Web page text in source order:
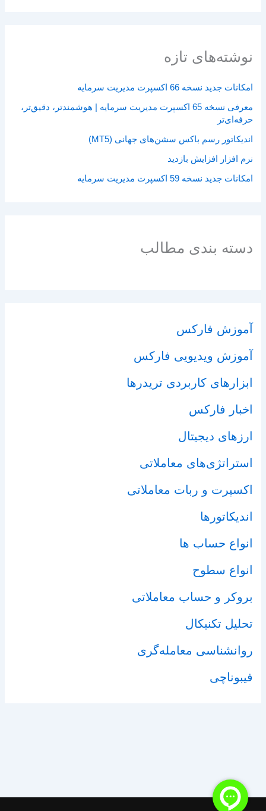
نوشته‌های تازه
امکانات جدید نسخه 66 اکسپرت مدیریت سرمایه
معرفی نسخه 65 اکسپرت مدیریت سرمایه | هوشمندتر، دقیق‌تر،
حرفه‌ای‌تر
اندیکاتور رسم باکس سشن‌های جهانی (MT5)
نرم افزار افزایش بازدید
امکانات جدید نسخه 59 اکسپرت مدیریت سرمایه
دسته بندی مطالب
آموزش فارکس
آموزش ویدیویی فارکس
ابزارهای کاربردی تریدرها
اخبار فارکس
ارزهای دیجیتال
استراتژی‌های معاملاتی
اکسپرت و ربات معاملاتی
اندیکاتورها
انواع حساب ها
انواع سطوح
بروکر و حساب معاملاتی
تحلیل تکنیکال
روانشناسی معامله‌گری
فیبوناچی